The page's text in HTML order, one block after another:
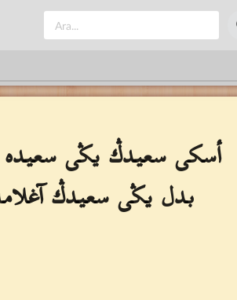
أسكى سعيدڭ يڭى سعيده
بدل يڭى سعيدڭ